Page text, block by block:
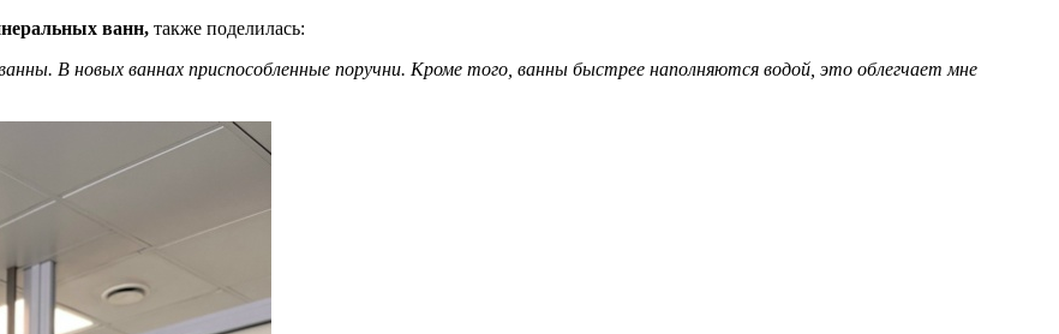
ванн, также поделилась:
В новых ваннах приспособленные поручни. Кроме того, ванны быстрее наполняются водой, это облегчает мне